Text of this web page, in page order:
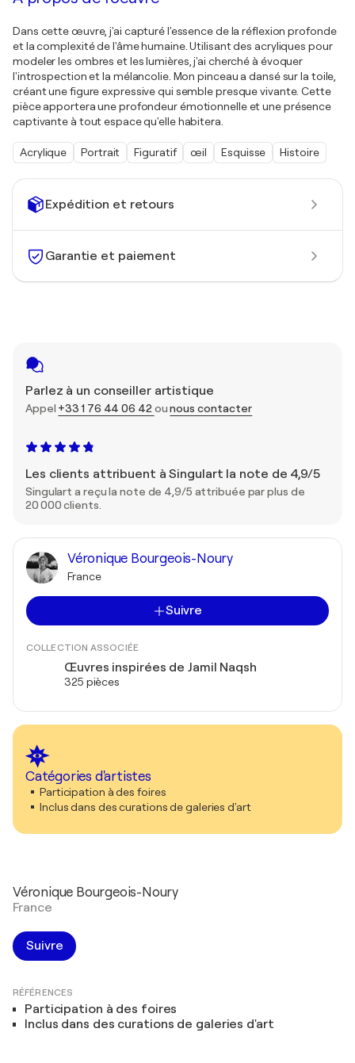
Expédition et retours
Garantie et paiement
Parlez à un conseiller artistique
Appel +33 1 76 44 06 42ounous contacter
Les clients attribuent à Singulart la note de 4,9/5
Singulart a reçu la note de 4,9/5 attribuée par plus de
20 000 clients.
Véronique Bourgeois-Noury
France
Suivre
COLLECTION ASSOCIÉE
Œuvres inspirées de Jamil Naqsh
325 pièces
Catégories d'artistes
Participation à des foires
Inclus dans des curations de galeries d'art
Dans cette œuvre, j'ai capturé l'essence de la réflexion profonde
et la complexité de l'âme humaine. Utilisant des acryliques pour
modeler les ombres et les lumières, j'ai cherché à évoquer
l'introspection et la mélancolie. Mon pinceau a dansé sur la toile,
créant une figure expressive qui semble presque vivante. Cette
pièce apportera une profondeur émotionnelle et une présence
captivante à tout espace qu'elle habitera.
Acrylique Portrait Figuratif œil Esquisse Histoire
Véronique Bourgeois-Noury
France
Suivre
RÉFÉRENCES
Participation à des foires
Inclus dans des curations de galeries d'art